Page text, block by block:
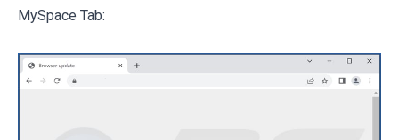
MySpace Tab: